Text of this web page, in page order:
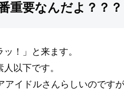
重要なんだよ？？？
！」と来ます。
以下です。
イドルさんらしいのですが